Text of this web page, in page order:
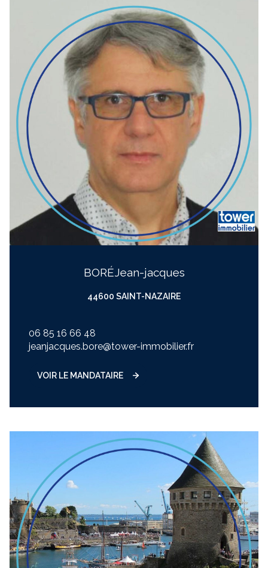
BORÉ jean-jacques
44600 SAINT-NAZAIRE
06 85 16 66 48
jeanjacques.bore@tower-immobilier.fr
VOIR LE MANDATAIRE